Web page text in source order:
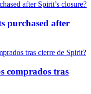
purchased after
comprados tras